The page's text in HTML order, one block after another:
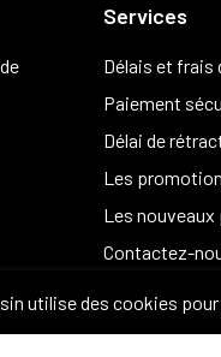
Services
Délais et frais
Paiement
Délai de
Les
Les
Contactez-
utilise des cookies